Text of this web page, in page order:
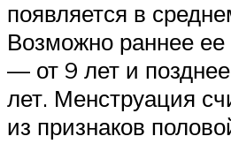
появляется в
Возможно раннее ее
— от 9 лет и
лет. Менструация
из признаков